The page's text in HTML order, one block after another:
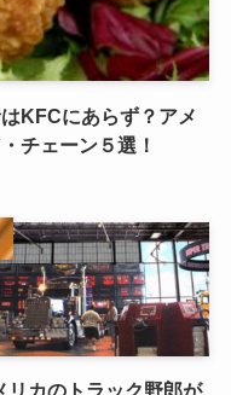
KFCにあらず？アメ
チェーン５選！
リカのトラック野郎が